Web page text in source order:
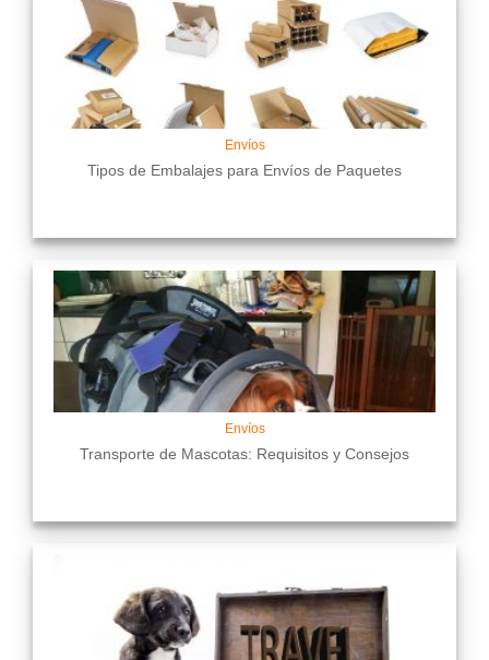
Envíos
Tipos de Embalajes para Envíos de Paquetes
Envíos
Transporte de Mascotas: Requisitos y Consejos